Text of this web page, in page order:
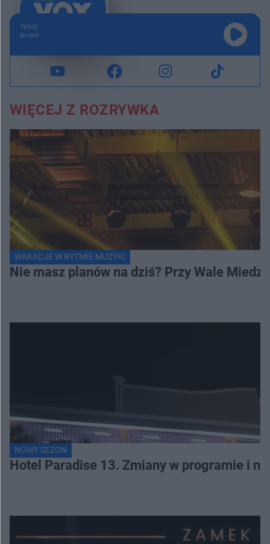
TERAZ
GRAMY
WIĘCEJ Z ROZRYWKA
WAKACJE W RYTMIE MUZYKI
Nie masz planów na dziś? Przy Wale
NOWY SEZON
Hotel Paradise 13. Zmiany w programie i